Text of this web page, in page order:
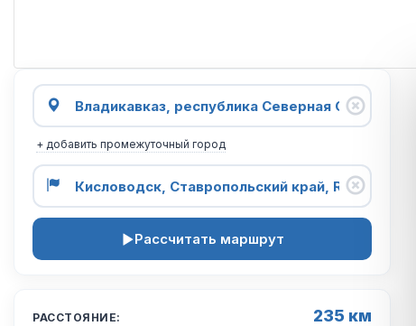
+ добавить промежуточный город
Рассчитать маршрут
РАССТОЯНИЕ: 235 км